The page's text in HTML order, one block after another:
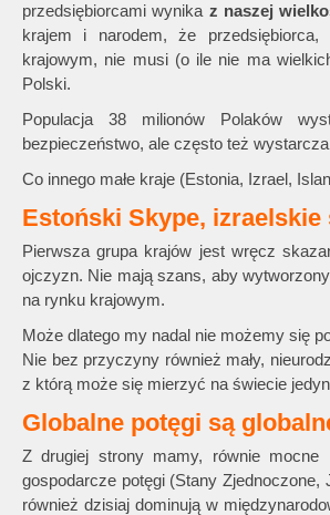
przedsiębiorcami wynika z naszej
krajem i narodem, że
krajowym, nie musi (o ile nie ma
Polski.
Populacja 38 milionów Polaków
bezpieczeństwo, ale często też
Co innego małe kraje (Estonia, Izrael,
Estoński Skype, izraelskie
Pierwsza grupa krajów jest wręcz
ojczyzn. Nie mają szans, aby
na rynku krajowym.
Może dlatego my nadal nie możemy się
Nie bez przyczyny również mały,
z którą może się mierzyć na świecie
Globalne potęgi są
Z drugiej strony mamy, równie
gospodarcze potęgi (Stany
również dzisiaj dominują w